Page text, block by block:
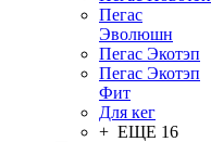
Пегас
Эволюшн
Пегас Экотэп
Пегас Экотэп
Фит
Для кег
+ ЕЩЕ 16